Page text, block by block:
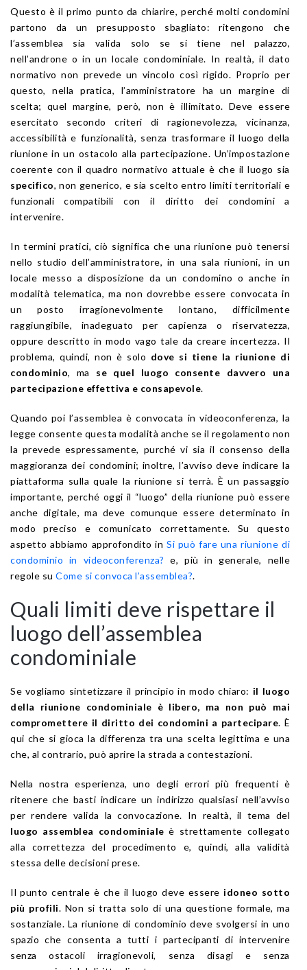
Questo è il primo punto da chiarire, perché molti condomini
partono da un presupposto sbagliato: ritengono che
l’assemblea sia valida solo se si tiene nel palazzo,
nell’androne o in un locale condominiale. In realtà, il dato
normativo non prevede un vincolo così rigido. Proprio per
questo, nella pratica, l’amministratore ha un margine di
scelta; quel margine, però, non è illimitato. Deve essere
esercitato secondo criteri di ragionevolezza, vicinanza,
accessibilità e funzionalità, senza trasformare il luogo della
riunione in un ostacolo alla partecipazione. Un’impostazione
coerente con il quadro normativo attuale è che il luogo sia
specifico, non generico, e sia scelto entro limiti territoriali e
funzionali compatibili con il diritto dei condomini a
intervenire.
In termini pratici, ciò significa che una riunione può tenersi
nello studio dell’amministratore, in una sala riunioni, in un
locale messo a disposizione da un condomino o anche in
modalità telematica, ma non dovrebbe essere convocata in
un posto irragionevolmente lontano, difficilmente
raggiungibile, inadeguato per capienza o riservatezza,
oppure descritto in modo vago tale da creare incertezza. Il
problema, quindi, non è solo dove si tiene la riunione di
condominio, ma se quel luogo consente davvero una
partecipazione effettiva e consapevole.
Quando poi l’assemblea è convocata in videoconferenza, la
legge consente questa modalità anche se il regolamento non
la prevede espressamente, purché vi sia il consenso della
maggioranza dei condomini; inoltre, l’avviso deve indicare la
piattaforma sulla quale la riunione si terrà. È un passaggio
importante, perché oggi il “luogo” della riunione può essere
anche digitale, ma deve comunque essere determinato in
modo preciso e comunicato correttamente. Su questo
aspetto abbiamo approfondito inSi può fare una riunione di
condominio in videoconferenza? e, più in generale, nelle
regole su Come si convoca l’assemblea?.
Quali limiti deve rispettare il
luogo dell’assemblea
condominiale
Se vogliamo sintetizzare il principio in modo chiaro: il luogo
della riunione condominiale è libero, ma non può mai
compromettere il diritto dei condomini a partecipare. È
qui che si gioca la differenza tra una scelta legittima e una
che, al contrario, può aprire la strada a contestazioni.
Nella nostra esperienza, uno degli errori più frequenti è
ritenere che basti indicare un indirizzo qualsiasi nell’avviso
per rendere valida la convocazione. In realtà, il tema del
luogo assemblea condominiale è strettamente collegato
alla correttezza del procedimento e, quindi, alla validità
stessa delle decisioni prese.
Il punto centrale è che il luogo deve essere idoneo sotto
più profili. Non si tratta solo di una questione formale, ma
sostanziale. La riunione di condominio deve svolgersi in uno
spazio che consenta a tutti i partecipanti di intervenire
senza ostacoli irragionevoli, senza disagi e senza